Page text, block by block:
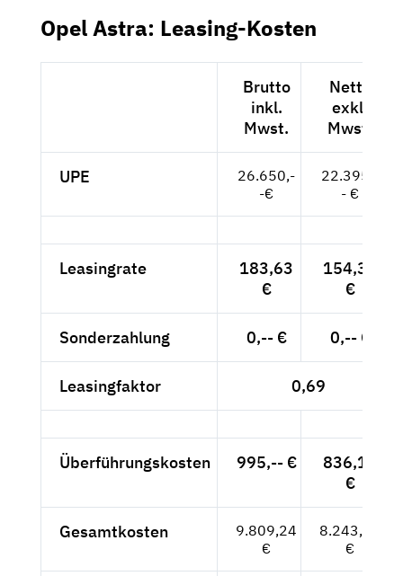
Opel Astra: Leasing-Kosten
Brutto
inkl.
Mwst.
Netto
exkl.
Mwst.
UPE
26.650,-
-€
22.395,-
- €
Leasingrate
183,63
€
154,31
€
Sonderzahlung 0,-- € 0,-- €
Leasingfaktor 0,69
Überführungskosten 995,-- €
836,13
€
Gesamtkosten
9.809,24
€
8.243,06
€